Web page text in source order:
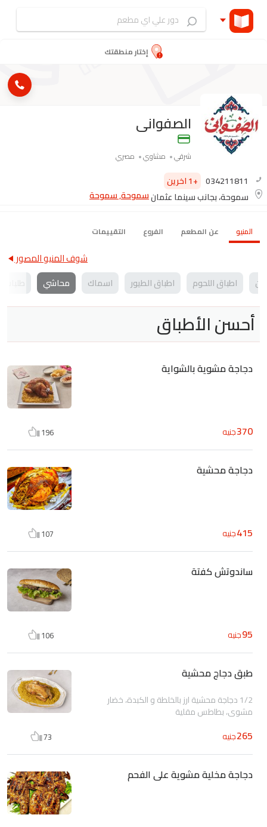
إختار منطقتك
الصفوانى
شرقي مشاوي مصري
034211811 +1 اخرين
سموحة، بجانب سينما عثمانسموحة, سموحة
المنيو عن المطعم الفروع التقييمات
شوف المنيو المصور
اطباق اللحوم اطباق الطيور اسماك محاشي طلبات
أحسن الأطباق
دجاجة مشوية بالشواية
370جنيه 196
دجاجة محشية
415جنيه 107
ساندوتش كفتة
95جنيه 106
طبق دجاج محشية
1/2 دجاجة محشية ارز بالخلطة و الكبدة، خضار
مشوي، بطاطس مقلية
265جنيه 73
دجاجة مخلية مشوية على الفحم